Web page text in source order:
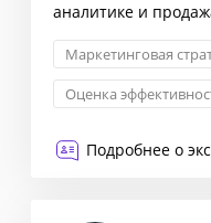
аналитике и
Маркетинговая
Оценка
Подробнее о